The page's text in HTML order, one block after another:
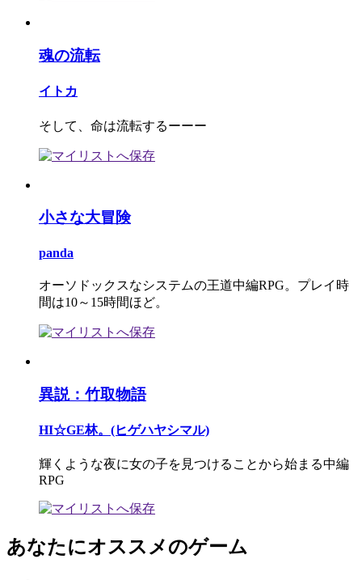
魂の流転
イトカ
そして、命は流転するーーー
小さな大冒険
panda
オーソドックスなシステムの王道中編RPG。プレイ時
間は10～15時間ほど。
異説：竹取物語
HI☆GE林。(ヒゲハヤシマル)
輝くような夜に女の子を見つけることから始まる中編
RPG
あなたにオススメのゲーム